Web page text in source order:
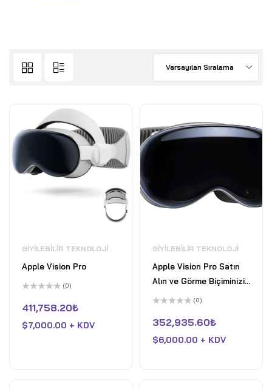
Varsayılan Sıralama
GIYILEBILIR TEKNOLOJI
Apple Vision Pro
üzerinden
0
aldı
(0)
411,758.20₺
$7,000.00 + KDV
GIYILEBILIR TEKNOLOJI
Apple Vision Pro Satın
Alın ve Görme Biçiminizi
Değiştirin
üzerinden
0
aldı
(0)
352,935.60₺
$6,000.00 + KDV